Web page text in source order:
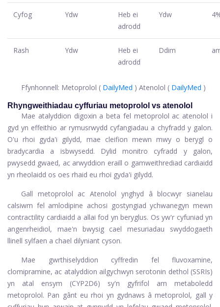
Cyfog Ydw
Heb ei
adrodd
Ydw
Rash Ydw
Heb ei
adrodd
Ddim
Ffynhonnell: Metoprolol ( DailyMed ) Atenolol ( DailyMed )
Rhyngweithiadau cyffuriau metoprolol vs atenolol
Mae atalyddion digoxin a beta fel metoprolol ac atenolol i
gyd yn effeithio ar rymusrwydd cyfangiadau a chyfradd y galon.
O'u rhoi gyda'i gilydd, mae cleifion mewn mwy o berygl o
bradycardia a isbwysedd. Dylid monitro cyfradd y galon,
pwysedd gwaed, ac arwyddion eraill o gamweithrediad cardiaidd
yn rheolaidd os oes rhaid eu rhoi gyda'i gilydd.
Gall metoprolol ac Atenolol ynghyd â blocwyr sianelau
calsiwm fel amlodipine achosi gostyngiad ychwanegyn mewn
contractility cardiaidd a allai fod yn beryglus. Os yw'r cyfuniad yn
angenrheidiol, mae'n bwysig cael mesuriadau swyddogaeth
llinell sylfaen a chael dilyniant cyson.
Mae gwrthiselyddion cyffredin fel fluvoxamine,
clomipramine, ac atalyddion ailgychwyn serotonin dethol (SSRIs)
yn atal ensym (CYP2D6) sy'n gyfrifol am metaboledd
metoprolol. Pan gânt eu rhoi yn gydnaws â metoprolol, gall y